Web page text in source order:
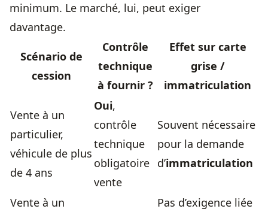
minimum. Le marché, lui, peut exiger
davantage.
Scénario de
cession
Contrôle
technique
à fournir ?
Effet sur carte
grise /
immatriculation
Vente à un
particulier,
véhicule de plus
de 4 ans
Oui,
contrôle
technique
obligatoire
vente
Souvent nécessaire
pour la demande
d’immatriculation
Vente à un
Pas d’exigence liée